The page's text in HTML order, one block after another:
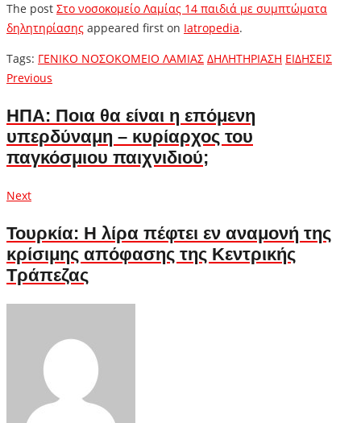
The post Στο νοσοκομείο Λαμίας 14 παιδιά με συμπτώματα
δηλητηρίασης appeared first on Iatropedia.
Tags: ΓΕΝΙΚΟ ΝΟΣΟΚΟΜΕΙΟ ΛΑΜΙΑΣ ΔΗΛΗΤΗΡΙΑΣΗ ΕΙΔΗΣΕΙΣ
Πλοήγηση
άρθρων
Previous
ΗΠΑ: Ποια θα είναι η επόμενη
υπερδύναμη – κυρίαρχος του
παγκόσμιου παιχνιδιού;
NextNext
Τουρκία: Η λίρα πέφτει εν αναμονή της
κρίσιμης απόφασης της Κεντρικής
Τράπεζας